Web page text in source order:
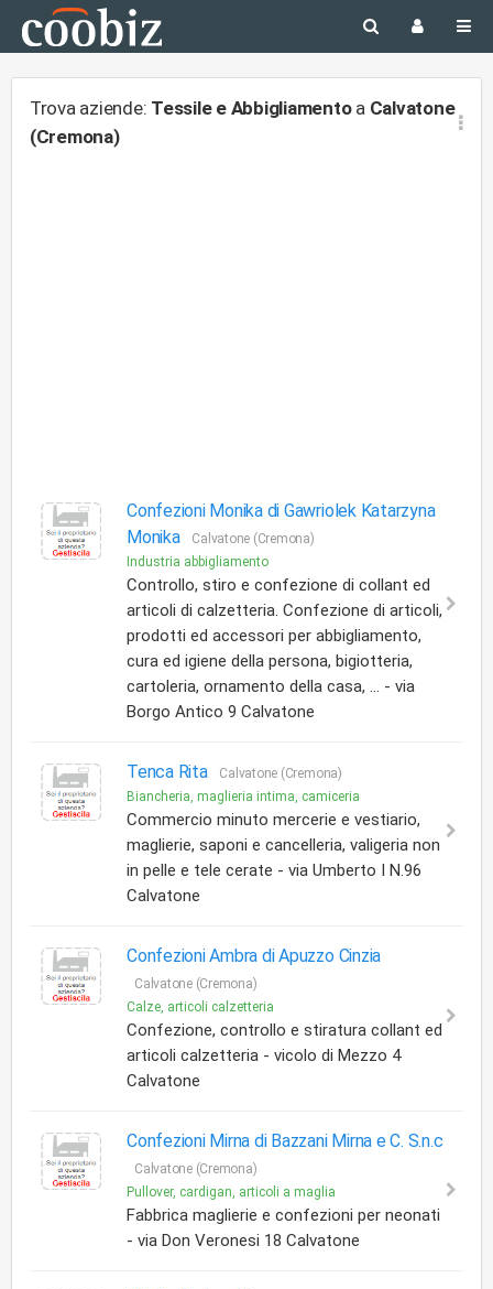
Trova aziende: Tessile e Abbigliamentoa Calvatone
(Cremona)
Confezioni Monika di Gawriolek Katarzyna
Monika
Calvatone (Cremona)
Industria abbigliamento
Controllo, stiro e confezione di collant ed
articoli di calzetteria. Confezione di articoli,
prodotti ed accessori per abbigliamento,
cura ed igiene della persona, bigiotteria,
cartoleria, ornamento della casa, ... - via
Borgo Antico 9 Calvatone
Tenca Rita
Calvatone (Cremona)
Biancheria, maglieria intima, camiceria
Commercio minuto mercerie e vestiario,
maglierie, saponi e cancelleria, valigeria non
in pelle e tele cerate - via Umberto I N.96
Calvatone
Confezioni Ambra di Apuzzo Cinzia
Calvatone (Cremona)
Calze, articoli calzetteria
Confezione, controllo e stiratura collant ed
articoli calzetteria - vicolo di Mezzo 4
Calvatone
Confezioni Mirna di Bazzani Mirna e C. S.n.c
Calvatone (Cremona)
Pullover, cardigan, articoli a maglia
Fabbrica maglierie e confezioni per neonati
- via Don Veronesi 18 Calvatone